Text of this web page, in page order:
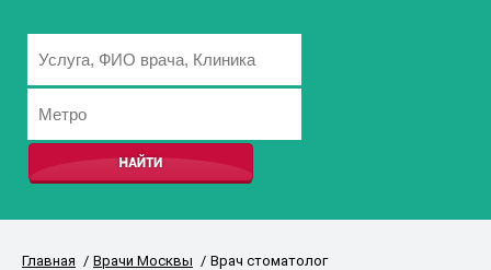
Главная Врачи Москвы Врач стоматолог